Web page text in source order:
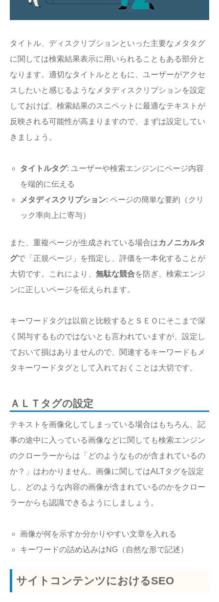
タイトル、ディスクリプションといった主要なメタタグ
に関しては検索結果表示に用いられることもある部分と
なります。適切なタイトルとともに、ユーザーがアクセ
スしたいと感じるようなメタディスクリプションを設定
しておけば、検索結果のスニペットに最適なテキストが
反映される可能性が高まりますので、まずは設定してい
きましょう。
タイトルタグ: ユーザーや検索エンジンにページ内容
を端的に伝える
メタディスクリプション: ページの簡単な要約（クリ
ック率向上に寄与）
また、重複ページが生成されている場合はカノニカルタ
グで「正規ページ」を指定し、評価を一本化することが
大切です。これにより、 無駄な競合を防ぎ、検索エンジ
ンに正しいページを伝えられます。
キーワードタグは以前と比較するとＳＥＯにそこまで深
く関与するものではないとも言われていますが、設定し
ておいて損はありませんので、関連するキーワードもメ
タキーワードタグとして入れておくことは大切です。
ＡＬＴタグの設定
テキストを画像化してしまっている場合はもちろん、記
事の途中に入っている画像などに関しても検索エンジン
のクローラーからは「どのようなものが含まれているの
か？」はわかりません。画像に関してはALTタグを設定
し、どのような内容の画像が含まれているのかをクロー
ラーからも認識できるようにしましょう。
画像が何を示すか分かりやすい文章を入れる
キーワードの詰め込みはNG（自然な形で記述）
サイトコンテンツにおけるSEO